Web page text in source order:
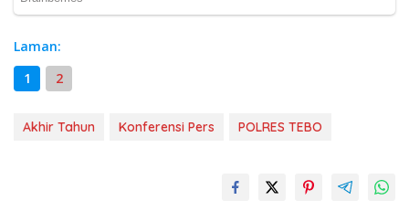
Laman:
1
2
Akhir Tahun Konferensi Pers POLRES TEBO